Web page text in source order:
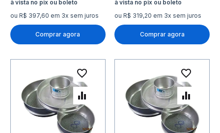
ou R$ 397,60 em 3x sem juros
Comprar agora
ou R$ 319,20 em 3x sem juros
Comprar agora
Adicionar à lista de
Adicionar para Comparar